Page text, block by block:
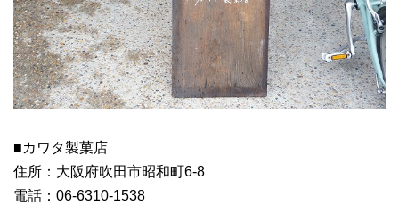
■カワタ製菓店
住所：大阪府吹田市昭和町6-8
電話：06-6310-1538